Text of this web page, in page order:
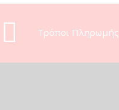
Τρόποι Πληρωμής